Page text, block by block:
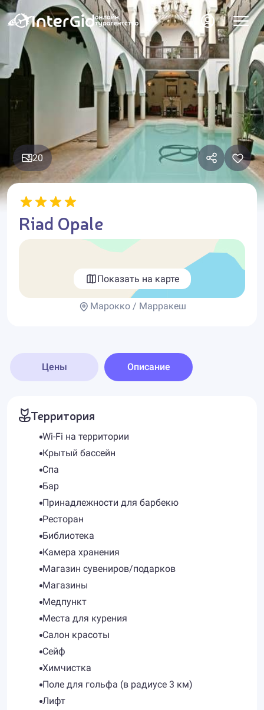
20
Riad Opale
Показать на карте
Марокко / Марракеш
Цены Описание
Территория
Wi-Fi на территории
Крытый бассейн
Спа
Бар
Принадлежности для барбекю
Ресторан
Библиотека
Камера хранения
Магазин сувениров/подарков
Магазины
Медпункт
Места для курения
Салон красоты
Сейф
Химчистка
Поле для гольфа (в радиусе 3 км)
Лифт